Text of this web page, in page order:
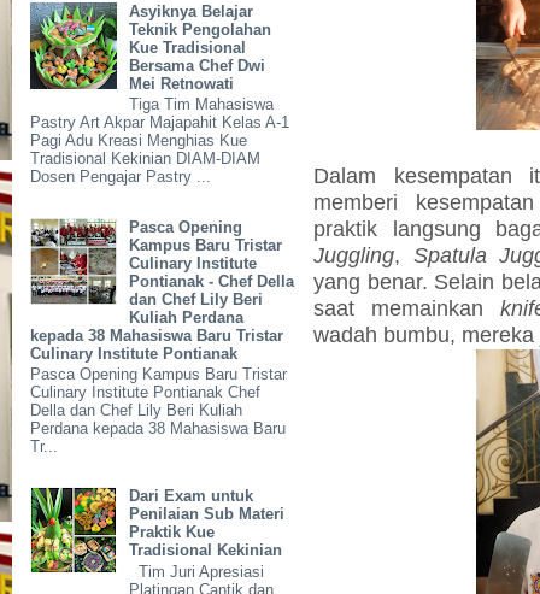
Asyiknya Belajar
Teknik Pengolahan
Kue Tradisional
Bersama Chef Dwi
Mei Retnowati
Tiga Tim Mahasiswa
Pastry Art Akpar Majapahit Kelas A-1
Pagi Adu Kreasi Menghias Kue
Tradisional Kekinian DIAM-DIAM
Dosen Pengajar Pastry ...
Pasca Opening
Kampus Baru Tristar
Culinary Institute
Pontianak - Chef Della
dan Chef Lily Beri
Kuliah Perdana
kepada 38 Mahasiswa Baru Tristar
Culinary Institute Pontianak
Pasca Opening Kampus Baru Tristar
Culinary Institute Pontianak Chef
Della dan Chef Lily Beri Kuliah
Perdana kepada 38 Mahasiswa Baru
Tr...
Dari Exam untuk
Penilaian Sub Materi
Praktik Kue
Tradisional Kekinian
Tim Juri Apresiasi
Platingan Cantik dan
Dalam kesempatan
memberi
praktik langsung
Juggling, Spatula
yang benar. Selain
saat memainkan
wadah bumbu,